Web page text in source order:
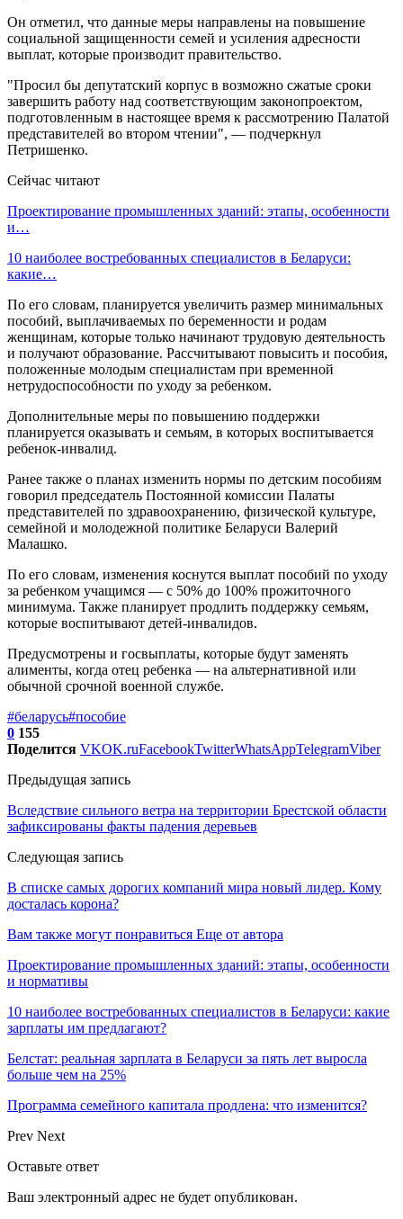
Он отметил, что данные меры направлены на повышение
социальной защищенности семей и усиления адресности
выплат, которые производит правительство.
"Просил бы депутатский корпус в возможно сжатые сроки
завершить работу над соответствующим законопроектом,
подготовленным в настоящее время к рассмотрению Палатой
представителей во втором чтении", — подчеркнул
Петришенко.
Сейчас читают
Проектирование промышленных зданий: этапы, особенности
и…
10 наиболее востребованных специалистов в Беларуси:
какие…
По его словам, планируется увеличить размер минимальных
пособий, выплачиваемых по беременности и родам
женщинам, которые только начинают трудовую деятельность
и получают образование. Рассчитывают повысить и пособия,
положенные молодым специалистам при временной
нетрудоспособности по уходу за ребенком.
Дополнительные меры по повышению поддержки
планируется оказывать и семьям, в которых воспитывается
ребенок-инвалид.
Ранее также о планах изменить нормы по детским пособиям
говорил председатель Постоянной комиссии Палаты
представителей по здравоохранению, физической культуре,
семейной и молодежной политике Беларуси Валерий
Малашко.
По его словам, изменения коснутся выплат пособий по уходу
за ребенком учащимся — с 50% до 100% прожиточного
минимума. Также планирует продлить поддержку семьям,
которые воспитывают детей-инвалидов.
Предусмотрены и госвыплаты, которые будут заменять
алименты, когда отец ребенка — на альтернативной или
обычной срочной военной службе.
#беларусь#пособие
0 155
Поделится VKOK.ruFacebookTwitterWhatsAppTelegramViber
Предыдущая запись
Вследствие сильного ветра на территории Брестской области
зафиксированы факты падения деревьев
Следующая запись
В списке самых дорогих компаний мира новый лидер. Кому
досталась корона?
Вам также могут понравиться Еще от автора
Проектирование промышленных зданий: этапы, особенности
и нормативы
10 наиболее востребованных специалистов в Беларуси: какие
зарплаты им предлагают?
Белстат: реальная зарплата в Беларуси за пять лет выросла
больше чем на 25%
Программа семейного капитала продлена: что изменится?
Prev Next
Оставьте ответ
Ваш электронный адрес не будет опубликован.